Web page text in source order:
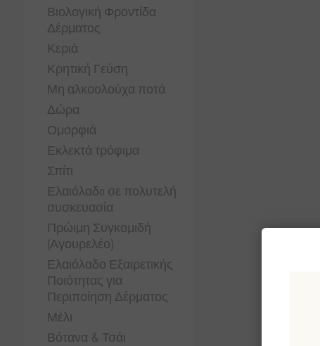
Βιολογική Φροντίδα
Δέρματος
Κεριά
Κρητική Γεύση
Μη αλκοολούχα ποτά
Δώρα
Ομορφιά
Εκλεκτά τρόφιμα
Σπίτι
Ελαιόλαδo σε πολυτελή
συσκευασία
Πρώιμη Συγκομιδή
(Αγουρελέο)
Ελαιόλαδο Εξαιρετικής
Ποιότητας για
Περιποίηση Δέρματος
Μέλι
Βότανα & Τσάι